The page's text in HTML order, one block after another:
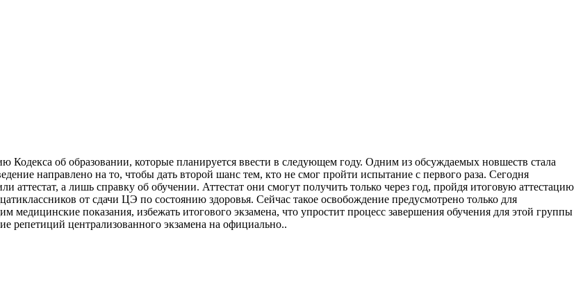
Кодекса об образовании, которые планируется ввести в следующем году. Одним из обсуждаемых новшеств стала
направлено на то, чтобы дать второй шанс тем, кто не смог пройти испытание с первого раза. Сегодня
а лишь справку об обучении. Аттестат они смогут получить только через год, пройдя итоговую аттестацию
от сдачи ЦЭ по состоянию здоровья. Сейчас такое освобождение предусмотрено только для
показания, избежать итогового экзамена, что упростит процесс завершения обучения для этой группы
репетиций централизованного экзамена на официально..